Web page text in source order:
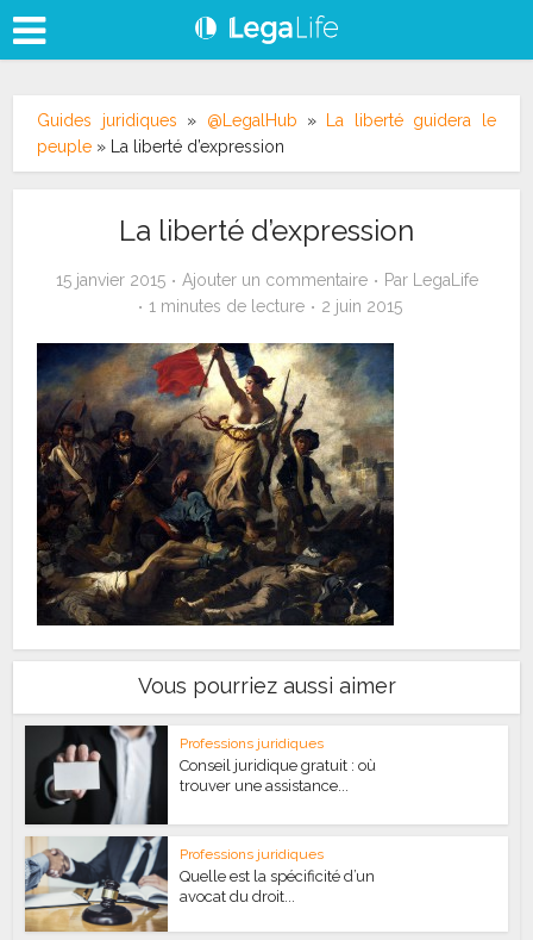
Guides juridiques » @LegalHub »
La liberté guidera le
peuple » La liberté d’expression
La liberté d’expression
15 janvier 2015 Ajouter un commentaire Par
LegaLife
1 minutes de lecture
2 juin 2015
Vous pourriez aussi aimer
Professions juridiques
Conseil juridique gratuit : où
trouver une assistance...
Professions juridiques
Quelle est la spécificité d’un
avocat du droit...